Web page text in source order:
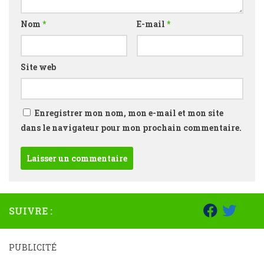
Nom * E-mail *
Site web
Enregistrer mon nom, mon e-mail et mon site
dans le navigateur pour mon prochain commentaire.
SUIVRE :
PUBLICITÉ